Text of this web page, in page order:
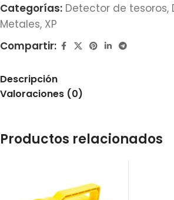
Categorías: Detector de tesoros,
Metales, XP
Compartir:
Descripción
Valoraciones (0)
Productos relacionados